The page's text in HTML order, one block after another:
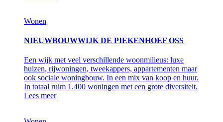
Wonen
NIEUWBOUWWIJK DE PIEKENHOEF OSS
Een wijk met veel verschillende woonmilieus: luxe
huizen, rijwoningen, tweekappers, appartementen maar
ook sociale woningbouw. In een mix van koop en huur.
In totaal ruim 1.400 woningen met een grote diversiteit.
Lees meer